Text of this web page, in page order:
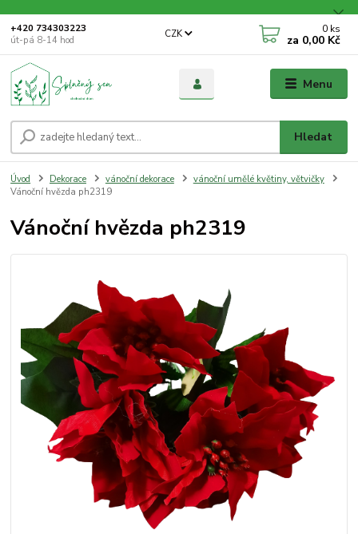
Menu
CZK
Hledat
+420 734303223
út-pá 8-14 hod
0 ks
za 0,00 Kč
Úvod Dekorace vánoční dekorace
vánoční umělé květiny, větvičky
Vánoční hvězda ph2319
Vánoční hvězda ph2319